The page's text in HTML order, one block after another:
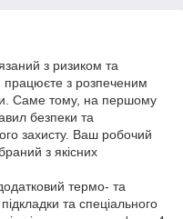
з ризиком та
з розпеченим
Саме тому, на першому
безпеки та
захисту. Ваш робочий
з якісних
термо- та
та спеціального